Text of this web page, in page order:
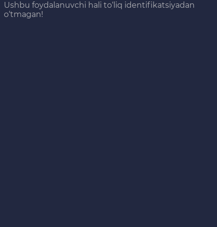
Ushbu foydalanuvchi hali to‘liq identifikatsiyadan
o‘tmagan!